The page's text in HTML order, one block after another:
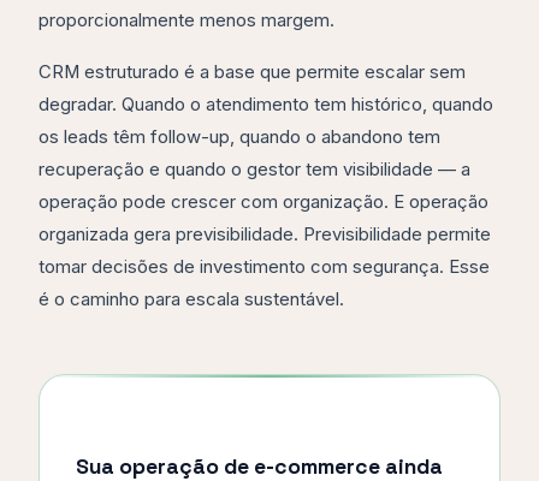
proporcionalmente menos margem.
CRM estruturado é a base que permite escalar sem
degradar. Quando o atendimento tem histórico, quando
os leads têm follow-up, quando o abandono tem
recuperação e quando o gestor tem visibilidade — a
operação pode crescer com organização. E operação
organizada gera previsibilidade. Previsibilidade permite
tomar decisões de investimento com segurança. Esse
é o caminho para escala sustentável.
Sua operação de e-commerce ainda